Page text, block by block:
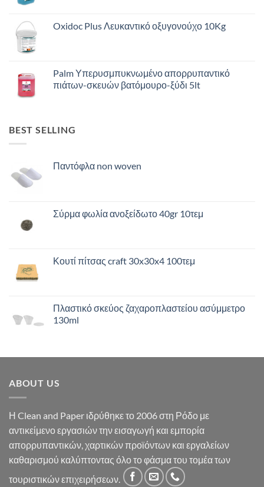
Oxidoc Plus Λευκαντικό οξυγονούχο 10Kg
Palm Υπερυσμπυκνωμένο απορρυπαντικό
πιάτων-σκευών βατόμουρο-ξύδι 5lt
BEST SELLING
Παντόφλα non woven
Σύρμα φωλία ανοξείδωτο 40gr 10τεμ
Κουτί πίτσας craft 30x30x4 100τεμ
Πλαστικό σκεύος ζαχαροπλαστείου ασύμμετρο
130ml
ABOUT US
Η Clean and Paper ιδρύθηκε το 2006 στη Ρόδο με
αντικείμενο εργασιών την εισαγωγή και εμπορία
απορρυπαντικών, χαρτικών προϊόντων και εργαλείων
καθαρισμού καλύπτοντας όλο το φάσμα του τομέα των
τουριστικών επιχειρήσεων.